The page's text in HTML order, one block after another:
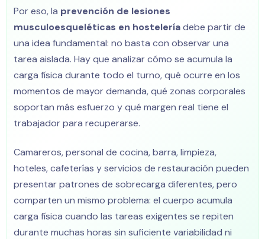
Por eso, la prevención de lesiones
musculoesqueléticas en hosteleríadebe partir de
una idea fundamental: no basta con observar una
tarea aislada. Hay que analizar cómo se acumula la
carga física durante todo el turno, qué ocurre en los
momentos de mayor demanda, qué zonas corporales
soportan más esfuerzo y qué margen real tiene el
trabajador para recuperarse.
Camareros, personal de cocina, barra, limpieza,
hoteles, cafeterías y servicios de restauración pueden
presentar patrones de sobrecarga diferentes, pero
comparten un mismo problema: el cuerpo acumula
carga física cuando las tareas exigentes se repiten
durante muchas horas sin suficiente variabilidad ni